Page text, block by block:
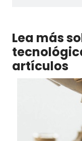
Lea más
artículos